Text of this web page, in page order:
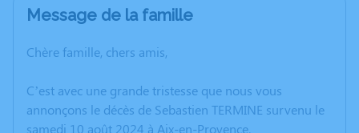
Message de la famille
Chère famille, chers amis,
C’est avec une grande tristesse que nous vous
annonçons le décès de Sebastien TERMINE survenu le
samedi 10 août 2024 à Aix-en-Provence.